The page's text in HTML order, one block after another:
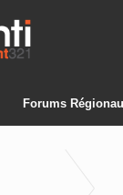
Forums